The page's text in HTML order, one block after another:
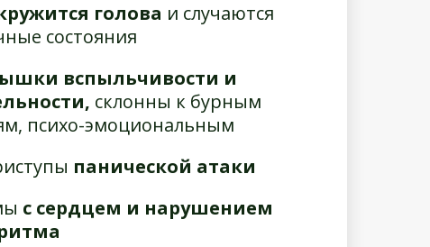
вспыльчивости и
склонны к бурным
психо-эмоциональным
панической атаки
голова и случаются
состояния
с сердцем и нарушением